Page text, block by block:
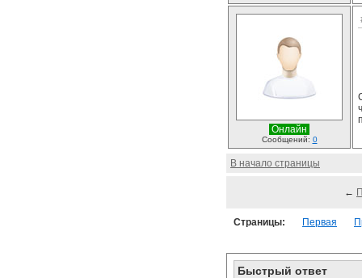
Онлайн
Сообщений: 0
В начало страницы
←
Страницы: Первая
Быстрый ответ